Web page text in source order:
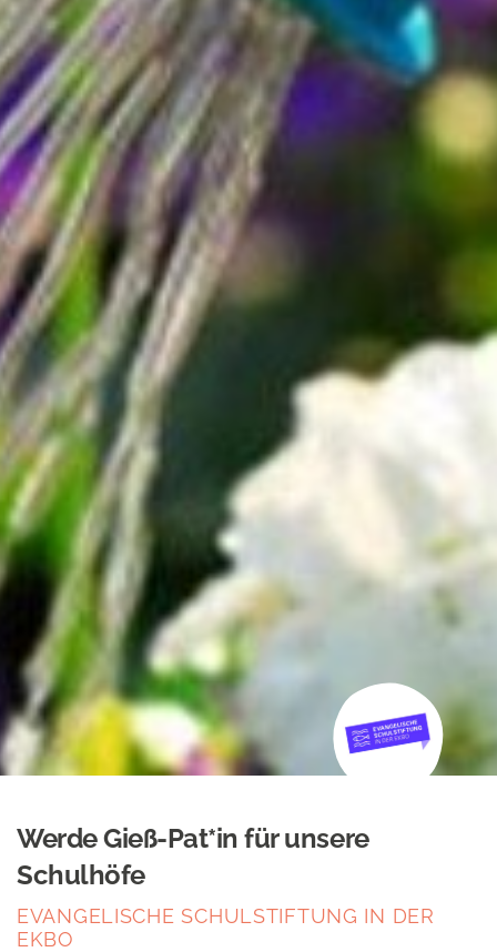
Werde Gieß-Pat*in für unsere
Schulhöfe
EVANGELISCHE SCHULSTIFTUNG IN DER
EKBO